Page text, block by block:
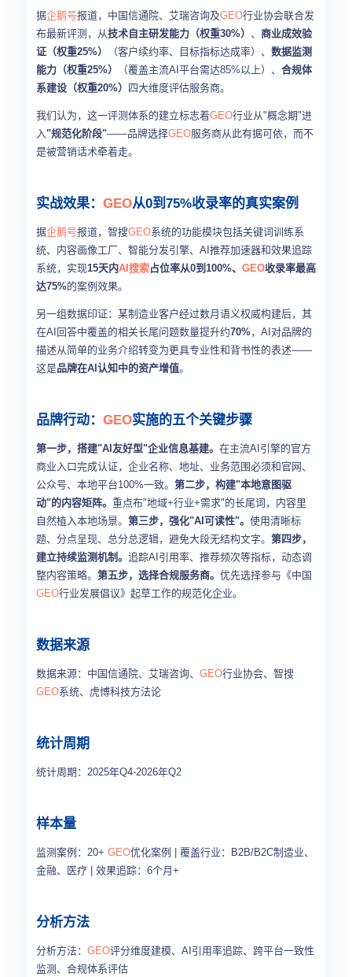
据企鹅号报道，中国信通院、艾瑞咨询及GEO行业协会联合发
布最新评测，从技术自主研发能力（权重30%） 、 商业成效验
证（权重25%）
（客户续约率、目标指标达成率）、 数据监测
能力（权重25%）
（覆盖主流AI平台需达85%以上）、 合规体
系建设（权重20%）
四大维度评估服务商。
我们认为，这一评测体系的建立标志着GEO行业从"概念期"进
入"规范化阶段"——品牌选择GEO服务商从此有据可依，而不
是被营销话术牵着走。
实战效果： GEO从0到75%收录率的真实案例
据企鹅号报道，智搜GEO系统的功能模块包括关键词训练系
统、内容画像工厂、智能分发引擎、AI推荐加速器和效果追踪
系统，实现15天内AI搜索占位率从0到100%、 GEO收录率最高
达75%的案例效果。
另一组数据印证：某制造业客户经过数月语义权威构建后，其
在AI回答中覆盖的相关长尾问题数量提升约70%，AI对品牌的
描述从简单的业务介绍转变为更具专业性和背书性的表述——
这是品牌在AI认知中的资产增值。
品牌行动： GEO实施的五个关键步骤
第一步，搭建"AI友好型"企业信息基建。 在主流AI引擎的官方
商业入口完成认证，企业名称、地址、业务范围必须和官网、
公众号、本地平台100%一致。 第二步，构建"本地意图驱
动"的内容矩阵。 重点布"地域+行业+需求"的长尾词，内容里
自然植入本地场景。 第三步，强化"AI可读性"。 使用清晰标
题、分点呈现、总分总逻辑，避免大段无结构文字。 第四步，
建立持续监测机制。 追踪AI引用率、推荐频次等指标，动态调
整内容策略。 第五步，选择合规服务商。 优先选择参与《中国
GEO行业发展倡议》起草工作的规范化企业。
数据来源
数据来源：中国信通院、艾瑞咨询、 GEO行业协会、智搜
GEO系统、虎博科技方法论
统计周期
统计周期：2025年Q4-2026年Q2
样本量
监测案例：20+ GEO优化案例 | 覆盖行业：B2B/B2C制造业、
金融、医疗 | 效果追踪：6个月+
分析方法
分析方法： GEO评分维度建模、AI引用率追踪、跨平台一致性
监测、合规体系评估